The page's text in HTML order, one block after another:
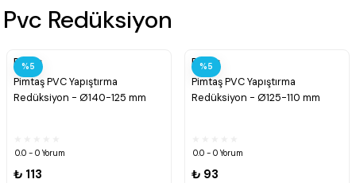
Pvc Redüksiyon
%5
Pimtaş
Pimtaş PVC Yapıştırma
Redüksiyon - Ø140-125 mm
0.0 - 0 Yorum
₺ 113
%5
Pimtaş
Pimtaş PVC Yapıştırma
Redüksiyon - Ø125-110 mm
0.0 - 0 Yorum
₺ 93